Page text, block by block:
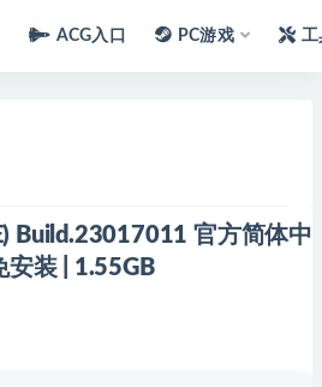
ACG入口 PC游戏
Build.23017011 官方简体中
安装 | 1.55GB